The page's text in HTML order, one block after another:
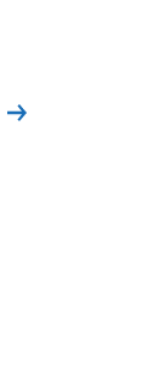
Leggi la news